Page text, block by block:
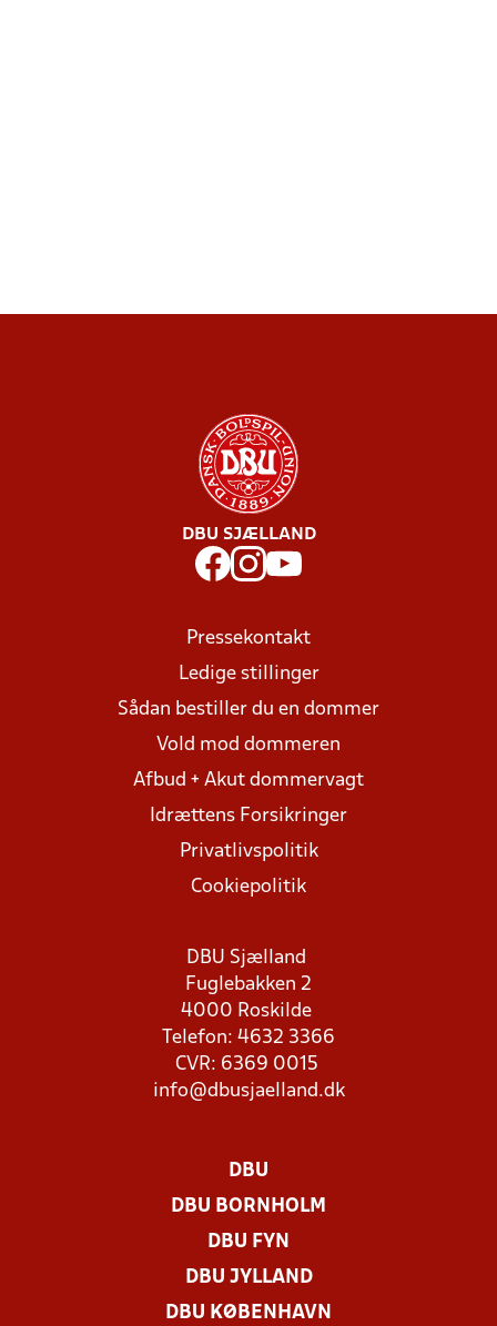
DBU SJÆLLAND
Pressekontakt
Ledige stillinger
Sådan bestiller du en dommer
Vold mod dommeren
Afbud + Akut dommervagt
Idrættens Forsikringer
Privatlivspolitik
Cookiepolitik
DBU Sjælland
Fuglebakken 2
4000 Roskilde
Telefon: 4632 3366
CVR: 6369 0015
info@dbusjaelland.dk
DBU
DBU BORNHOLM
DBU FYN
DBU JYLLAND
DBU KØBENHAVN